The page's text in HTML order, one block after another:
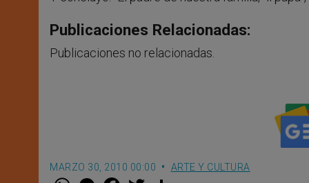
Publicaciones Relacionadas:
Publicaciones no relacionadas.
MARZO 30, 2010 00:00 ARTE Y CULTURA
W M F